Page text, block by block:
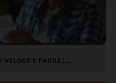
veloce e facile:…